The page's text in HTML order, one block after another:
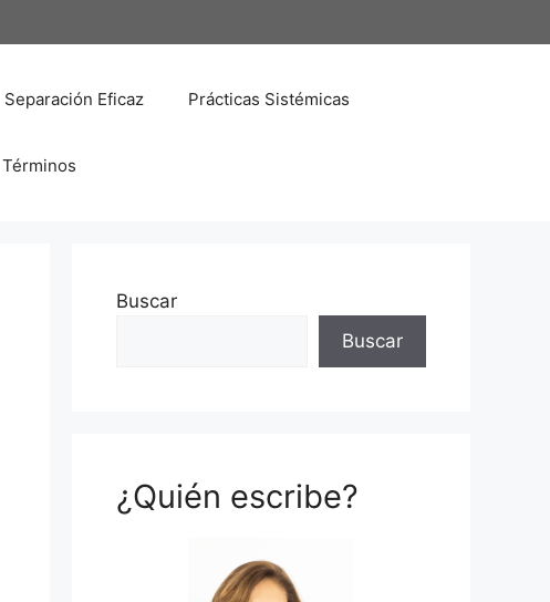
Separación Eficaz Prácticas Sistémicas
Términos
Buscar
Buscar
¿Quién escribe?